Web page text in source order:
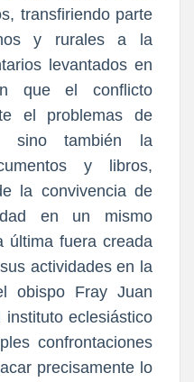
transfiriendo parte
y rurales a la
levantados en
que el conflicto
el problemas de
sino también la
y libros,
la convivencia de
en un mismo
última fuera creada
actividades en la
obispo Fray Juan
eclesiástico
confrontaciones
precisamente lo